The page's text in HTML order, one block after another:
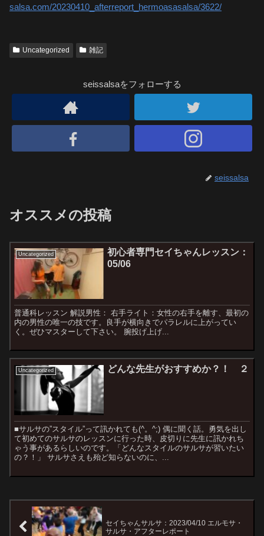
salsa.com/20230410_afterreport_hermoasasalsa/3622/
Uncategorized 雑記
seissalsaをフォローする
seissalsa
オススメの投稿
Uncategorized
初心者専門セイちゃんレッスン：
05/06
普通科レッスン 解説男性： 右手ライト：女性の右手を離す、最初の
内の男性の唯一の技です。良手が横向きでパラレルに上がってい
く。ぜひマスターして下さい。 腕投げ上げ...
Uncategorized どんな先生がおすすめか？！ ２
■サルサの”スタイル”って訊かれても(^。^;) 偶に聞く話。勇気を出し
て初めてのサルサのレッスンに行った時、皮切りに先生に訊かれち
ゃう事があるらしいのです。「どんなスタイルのサルサが習いたい
の？！」 サルサさえも殆ど知らないのに、...
セイちゃんサルサ：2023/04/10 エルモサ・
サルサ・アフターレポート